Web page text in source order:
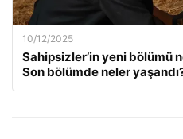
10/12/2025
Sahipsizler’in yeni bölümü
Son bölümde neler